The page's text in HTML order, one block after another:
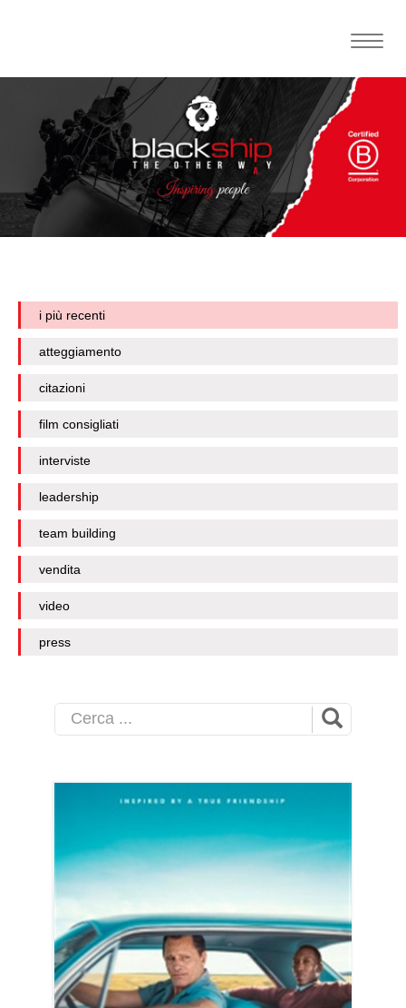
Toggle
i più recenti
atteggiamento
citazioni
film consigliati
interviste
leadership
team building
vendita
video
press